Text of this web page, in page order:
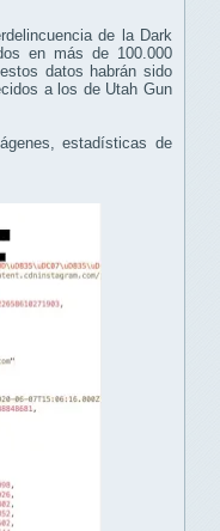
de la Dark
en más de 100.000
datos habrán sido
a los de Utah Gun
estadísticas de